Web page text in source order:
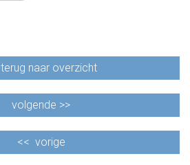
terug naar overzicht
volgende >>
<< vorige